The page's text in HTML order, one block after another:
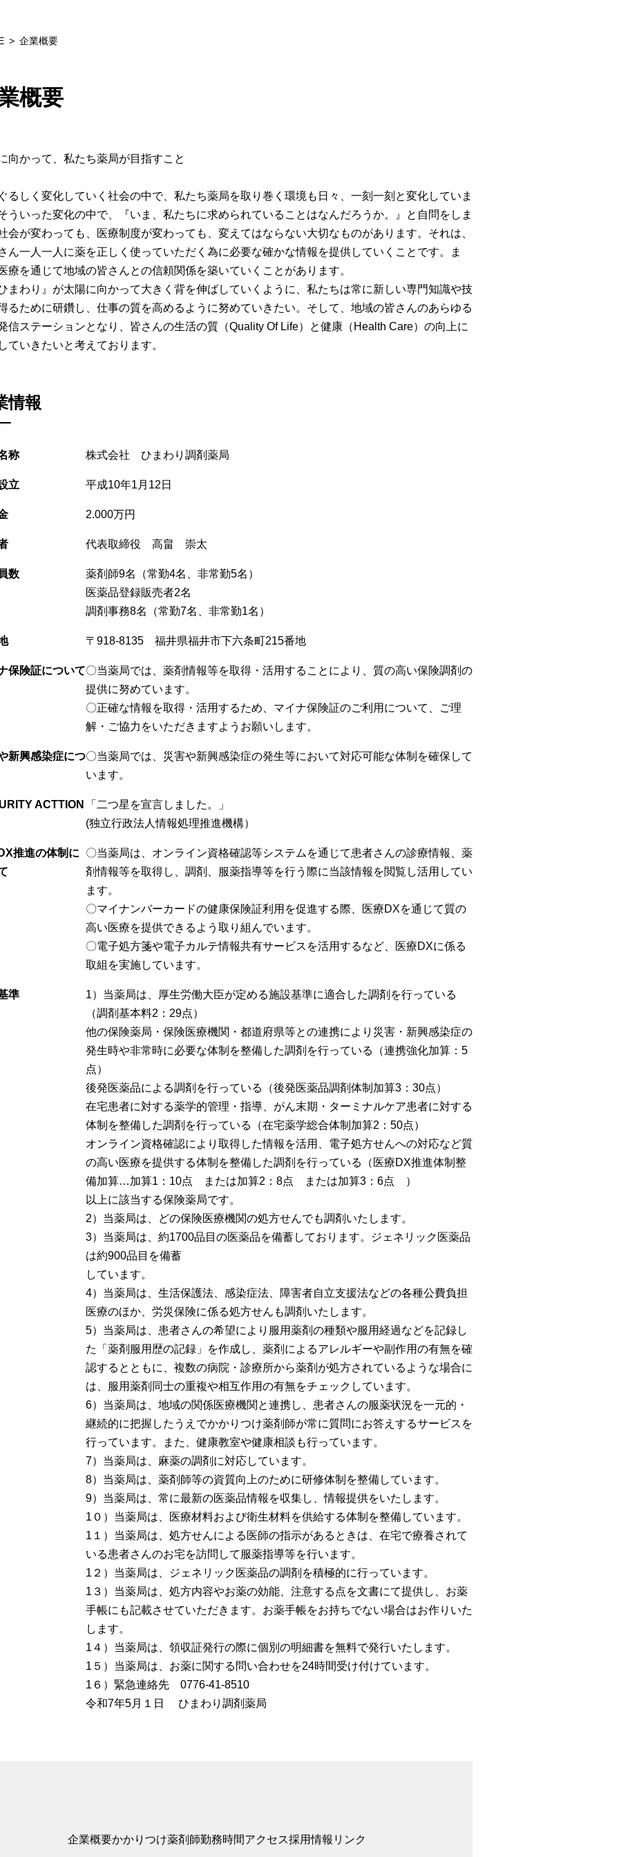
企業概要
概要
向かって、私たち薬局が目指すこと
るしく変化していく社会の中で、私たち薬局を取り巻く環境も日々、一刻一刻と変化していま
ういった変化の中で、『いま、私たちに求められていることはなんだろうか。』と自問をしま
会が変わっても、医療制度が変わっても、変えてはならない大切なものがあります。それは、
ん一人一人に薬を正しく使っていただく為に必要な確かな情報を提供していくことです。ま
療を通じて地域の皆さんとの信頼関係を築いていくことがあります。
わり』が太陽に向かって大きく背を伸ばしていくように、私たちは常に新しい専門知識や技
るために研鑽し、仕事の質を高めるように努めていきたい。そして、地域の皆さんのあらゆる
信ステーションとなり、皆さんの生活の質（Quality Of Life）と健康（Health Care）の向上に
ていきたいと考えております。
情報
称 株式会社 ひまわり調剤薬局
立 平成10年1月12日
2.000万円
代表取締役 高畠 崇太
数
薬剤師9名（常勤4名、非常勤5名）
医薬品登録販売者2名
調剤事務8名（常勤7名、非常勤1名）
〒918-8135 福井県福井市下六条町215番地
保険証について〇当薬局では、薬剤情報等を取得・活用することにより、質の高い保険調剤の
提供に努めています。
〇正確な情報を取得・活用するため、マイナ保険証のご利用について、ご理
解・ご協力をいただきますようお願いします。
新興感染症につ〇当薬局では、災害や新興感染症の発生等において対応可能な体制を確保して
います。
ACTTION
「二つ星を宣言しました。」
(独立行政法人情報処理推進機構）
推進の体制に
〇当薬局は、オンライン資格確認等システムを通じて患者さんの診療情報、薬
剤情報等を取得し、調剤、服薬指導等を行う際に当該情報を閲覧し活用してい
ます。
〇マイナンバーカードの健康保険証利用を促進する際、医療DXを通じて質の
高い医療を提供できるよう取り組んでいます。
〇電子処方箋や電子カルテ情報共有サービスを活用するなど、医療DXに係る
取組を実施しています。
準
1）当薬局は、厚生労働大臣が定める施設基準に適合した調剤を行っている
（調剤基本料2：29点）
他の保険薬局・保険医療機関・都道府県等との連携により災害・新興感染症の
発生時や非常時に必要な体制を整備した調剤を行っている（連携強化加算：5
点）
後発医薬品による調剤を行っている（後発医薬品調剤体制加算3：30点）
在宅患者に対する薬学的管理・指導、がん末期・ターミナルケア患者に対する
体制を整備した調剤を行っている（在宅薬学総合体制加算2：50点）
オンライン資格確認により取得した情報を活用、電子処方せんへの対応など質
の高い医療を提供する体制を整備した調剤を行っている（医療DX推進体制整
備加算…加算1：10点 または加算2：8点 または加算3：6点 ）
以上に該当する保険薬局です。
2）当薬局は、どの保険医療機関の処方せんでも調剤いたします。
3）当薬局は、約1700品目の医薬品を備蓄しております。ジェネリック医薬品
は約900品目を備蓄
しています。
4）当薬局は、生活保護法、感染症法、障害者自立支援法などの各種公費負担
医療のほか、労災保険に係る処方せんも調剤いたします。
5）当薬局は、患者さんの希望により服用薬剤の種類や服用経過などを記録し
た「薬剤服用歴の記録」を作成し、薬剤によるアレルギーや副作用の有無を確
認するとともに、複数の病院・診療所から薬剤が処方されているような場合に
は、服用薬剤同士の重複や相互作用の有無をチェックしています。
6）当薬局は、地域の関係医療機関と連携し、患者さんの服薬状況を一元的・
継続的に把握したうえでかかりつけ薬剤師が常に質問にお答えするサービスを
行っています。また、健康教室や健康相談も行っています。
7）当薬局は、麻薬の調剤に対応しています。
8）当薬局は、薬剤師等の資質向上のために研修体制を整備しています。
9）当薬局は、常に最新の医薬品情報を収集し、情報提供をいたします。
1０）当薬局は、医療材料および衛生材料を供給する体制を整備しています。
1１）当薬局は、処方せんによる医師の指示があるときは、在宅で療養されて
いる患者さんのお宅を訪問して服薬指導等を行います。
1２）当薬局は、ジェネリック医薬品の調剤を積極的に行っています。
1３）当薬局は、処方内容やお薬の効能、注意する点を文書にて提供し、お薬
手帳にも記載させていただきます。お薬手帳をお持ちでない場合はお作りいた
します。
1４）当薬局は、領収証発行の際に個別の明細書を無料で発行いたします。
1５）当薬局は、お薬に関する問い合わせを24時間受け付けています。
1６）緊急連絡先 0776-41-8510
令和7年5月１日 ひまわり調剤薬局
企業概要かかりつけ薬剤師勤務時間アクセス採用情報 リンク